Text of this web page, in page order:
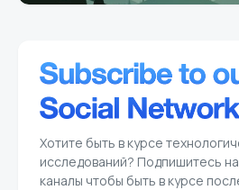
Хотите быть в курсе
исследований? Подпишитесь
каналы чтобы быть в курсе